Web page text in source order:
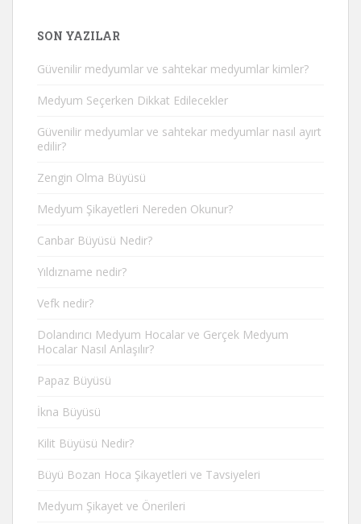
SON YAZILAR
Güvenilir medyumlar ve sahtekar medyumlar kimler?
Medyum Seçerken Dikkat Edilecekler
Güvenilir medyumlar ve sahtekar medyumlar nasıl ayırt
edilir?
Zengin Olma Büyüsü
Medyum Şikayetleri Nereden Okunur?
Canbar Büyüsü Nedir?
Yıldızname nedir?
Vefk nedir?
Dolandırıcı Medyum Hocalar ve Gerçek Medyum
Hocalar Nasıl Anlaşılır?
Papaz Büyüsü
İkna Büyüsü
Kilit Büyüsü Nedir?
Büyü Bozan Hoca Şikayetleri ve Tavsiyeleri
Medyum Şikayet ve Önerileri